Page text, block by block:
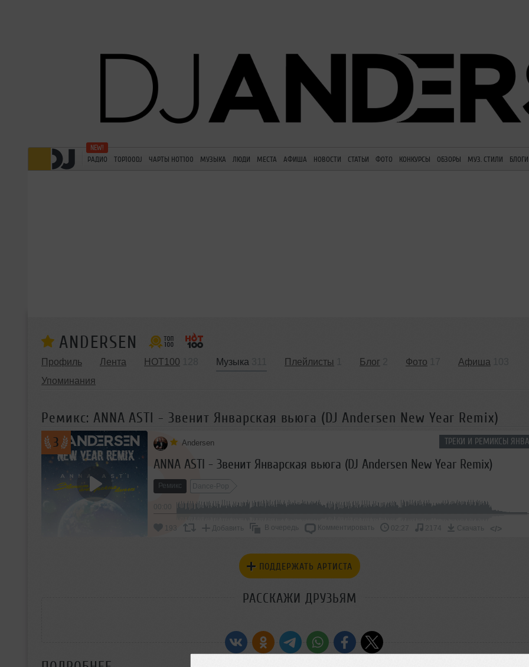
РАДИО TOP100DJ ЧАРТЫ HOT100 МУЗЫКА ЛЮДИ МЕСТА АФИША НОВОСТИ СТАТЬИ ФОТО КОНКУРСЫ ОБЗОРЫ МУЗ. СТИЛИ БЛОГИ
ANDERSEN
Профиль Лента HOT100 Музыка Плейлисты Блог Фото Афиша
Упоминания
Ремикс: ANNA ASTI - Звенит Январская вьюга (DJ Andersen New Year Remix)
ТРЕКИ И РЕМИКСЫ
3 Andersen
ANNA ASTI - Звенит Январская вьюга (DJ Andersen New Year Remix)
Ремикс Dance-Pop
193 Добавить В очередь Комментировать 02:27 2174 Скачать </>
ПОДДЕРЖАТЬ АРТИСТА
РАССКАЖИ ДРУЗЬЯМ